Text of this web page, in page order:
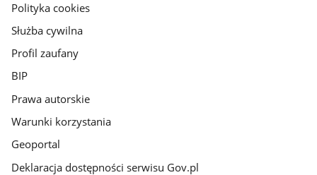
gov.pl
Polityka cookies
Służba cywilna
Profil zaufany
BIP
Prawa autorskie
Warunki korzystania
Geoportal
Deklaracja dostępności serwisu Gov.pl